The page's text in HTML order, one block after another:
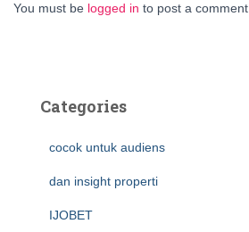
You must be logged in to post a comment.
Categories
cocok untuk audiens
dan insight properti
IJOBET